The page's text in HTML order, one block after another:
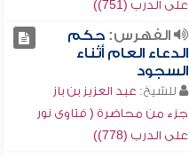
على الدرب (751))
الفهرس:حكم
الدعاء العام أثناء
السجود
للشيخ: عبد العزيز بن باز
جزء من محاضرة ( فتاوى نور
على الدرب (778))